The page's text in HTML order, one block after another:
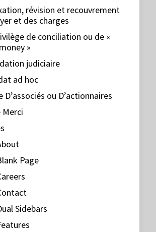
révision et recouvrement
et des charges
de conciliation ou de «
»
judiciaire
ad hoc
D’associés ou D’actionnaires
Merci
Page
Sidebars